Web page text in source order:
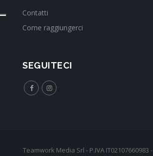
Contatti
Come raggiungerci
SEGUITECI
Teamwork Media Srl - P.IVA IT02107660983 -